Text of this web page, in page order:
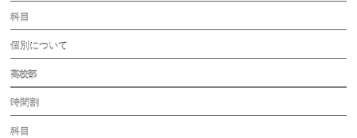
科目
個別について
高校部
時間割
科目